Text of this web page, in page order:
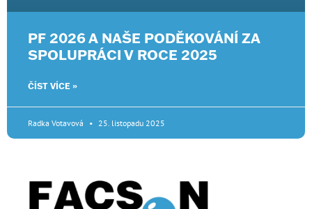
PF 2026 A NAŠE PODĚKOVÁNÍ ZA
SPOLUPRÁCI V ROCE 2025
ČÍST VÍCE »
Radka Votavová 25. listopadu 2025